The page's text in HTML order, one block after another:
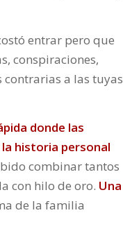
entrar pero que
conspiraciones,
a las tuyas
donde las
historia personal
combinar tantos
con hilo de oro. Una
de la familia